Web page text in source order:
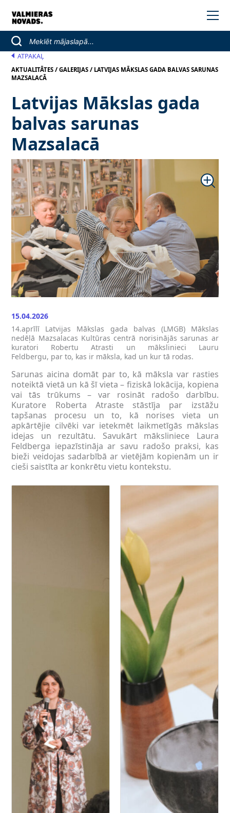
ATPAKAĻ
AKTUALITĀTES /GALERIJAS / LATVIJAS MĀKSLAS GADA BALVAS SARUNAS
MAZSALACĀ
Latvijas Mākslas gada
balvas sarunas
Mazsalacā
15.04.2026
14.aprīlī Latvijas Mākslas gada balvas (LMGB) Mākslas
nedēļā Mazsalacas Kultūras centrā norisinājās sarunas ar
kuratori Robertu Atrasti un mākslinieci Lauru
Feldbergu, par to, kas ir māksla, kad un kur tā rodas.
Sarunas aicina domāt par to, kā māksla var rasties
noteiktā vietā un kā šī vieta – fiziskā lokācija, kopiena
vai tās trūkums – var rosināt radošo darbību.
Kuratore Roberta Atraste stāstīja par izstāžu
tapšanas procesu un to, kā norises vieta un
apkārtējie cilvēki var ietekmēt laikmetīgās mākslas
idejas un rezultātu. Savukārt māksliniece Laura
Feldberga iepazīstināja ar savu radošo praksi, kas
bieži veidojas sadarbībā ar vietējām kopienām un ir
cieši saistīta ar konkrētu vietu kontekstu.